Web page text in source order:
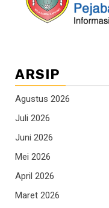
ARSIP
Agustus 2026
Juli 2026
Juni 2026
Mei 2026
April 2026
Maret 2026